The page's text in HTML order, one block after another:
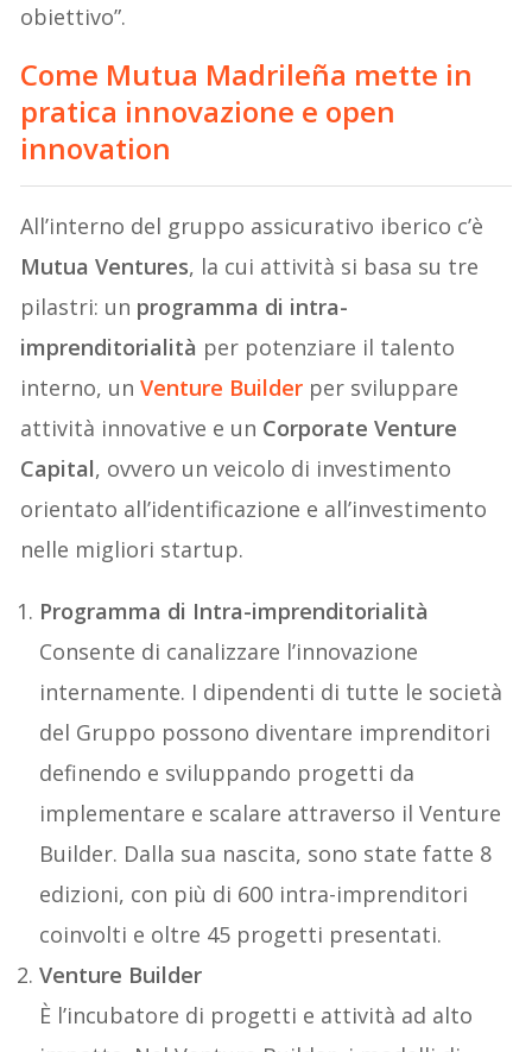
obiettivo”.
Come Mutua Madrileña mette in
pratica innovazione e open
innovation
All’interno del gruppo assicurativo iberico c’è
Mutua Ventures, la cui attività si basa su tre
pilastri: un programma di intra-
imprenditorialità per potenziare il talento
interno, unVenture Builder per sviluppare
attività innovative e un Corporate Venture
Capital, ovvero un veicolo di investimento
orientato all’identificazione e all’investimento
nelle migliori startup.
Programma di Intra-imprenditorialità
Consente di canalizzare l’innovazione
internamente. I dipendenti di tutte le società
del Gruppo possono diventare imprenditori
definendo e sviluppando progetti da
implementare e scalare attraverso il Venture
Builder. Dalla sua nascita, sono state fatte 8
edizioni, con più di 600 intra-imprenditori
coinvolti e oltre 45 progetti presentati.
Venture Builder
È l’incubatore di progetti e attività ad alto